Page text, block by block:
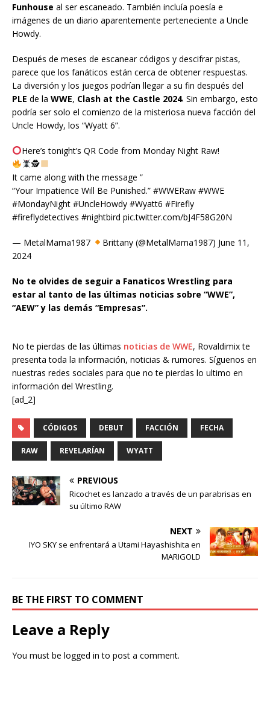
Funhouse al ser escaneado. También incluía poesía e
imágenes de un diario aparentemente perteneciente a Uncle
Howdy.
Después de meses de escanear códigos y descifrar pistas,
parece que los fanáticos están cerca de obtener respuestas.
La diversión y los juegos podrían llegar a su fin después del
PLE de la WWE, Clash at the Castle 2024. Sin embargo, esto
podría ser solo el comienzo de la misteriosa nueva facción del
Uncle Howdy, los “Wyatt 6”.
Here’s tonight’s QR Code from Monday Night Raw!
🕵
It came along with the message ”
“Your Impatience Will Be Punished.” #WWERaw #WWE
#MondayNight #UncleHowdy #Wyatt6 #Firefly
#fireflydetectives #nightbird pic.twitter.com/bJ4F58G20N
— MetalMama1987
Brittany (@MetalMama1987) June 11,
2024
No te olvides de seguir a Fanaticos Wrestling para
estar al tanto de las últimas noticias sobre “WWE”,
“AEW” y las demás “Empresas”.
No te pierdas de las últimas noticias de WWE, Rovaldimix te
presenta toda la información, noticias & rumores. Síguenos en
nuestras redes sociales para que no te pierdas lo ultimo en
información del Wrestling.
[ad_2]
CÓDIGOS DEBUT FACCIÓN FECHA
RAW REVELARÍAN WYATT
PREVIOUS
Ricochet es lanzado a través de un parabrisas en
su último RAW
NEXT
IYO SKY se enfrentará a Utami Hayashishita en
MARIGOLD
BE THE FIRST TO COMMENT
Leave a Reply
You must be logged in to post a comment.